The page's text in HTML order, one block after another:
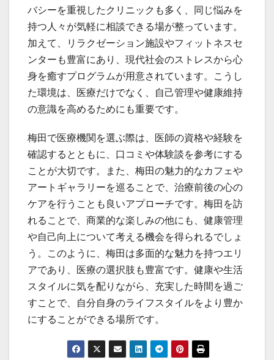
バシーを重視したクリニックも多く、同じ悩みを
持つ人々が気軽に相談できる場が整っています。
加えて、リラクゼーション施設やフィットネスセ
ンターも豊富にあり、現代社会のストレスから心
身を癒すプログラムが用意されています。こうし
た環境は、医療だけでなく、自己管理や健康維持
の意識を高めるためにも重要です。
梅田で医療機関を選ぶ際は、医師の資格や経験を
確認するとともに、口コミや体験談を参考にする
ことが大切です。また、梅田の魅力的なカフェや
アートギャラリーを巡ることで、治療前後の心の
ケアを行うことも良いアプローチです。梅田を訪
れることで、商業的な楽しみの他にも、健康管理
や自己向上について考える機会を得られるでしょ
う。このように、梅田は多面的な魅力を持つエリ
アであり、医療の選択肢も豊富です。健康や生活
スタイルに気を配りながら、充実した時間を過ご
すことで、自分自身のライフスタイルをより豊か
にすることができる場所です。